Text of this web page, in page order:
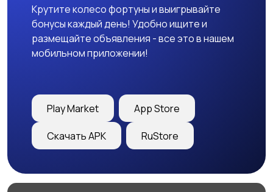
Крутите колесо фортуны и выигрывайте
бонусы каждый день! Удобно ищите и
размещайте объявления - все это в нашем
мобильном приложении!
Play Market App Store
Скачать APK RuStore